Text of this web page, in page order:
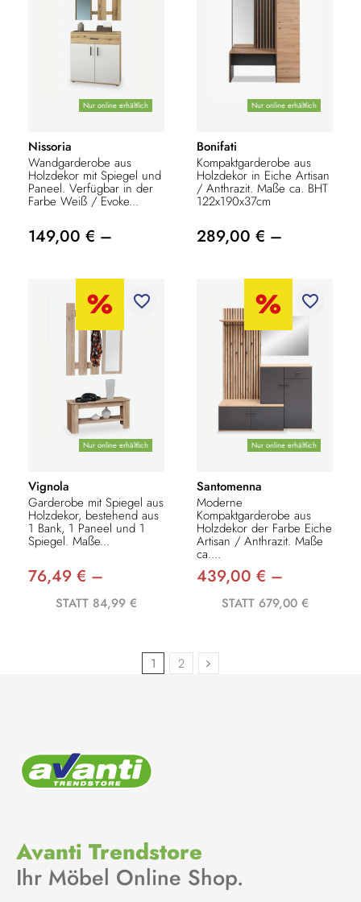
Nur online erhältlich
Nissoria
Wandgarderobe aus
Holzdekor mit Spiegel und
Paneel. Verfügbar in der
Farbe Weiß / Evoke...
149,00 € –
Nur online erhältlich
Bonifati
Kompaktgarderobe aus
Holzdekor in Eiche Artisan
/ Anthrazit. Maße ca. BHT
122x190x37cm
289,00 € –
Nur online erhältlich
favorite_border
Vignola
Garderobe mit Spiegel aus
Holzdekor, bestehend aus
1 Bank, 1 Paneel und 1
Spiegel. Maße...
76,49 € –
STATT 84,99 €
Nur online erhältlich
favorite_border
Santomenna
Moderne
Kompaktgarderobe aus
Holzdekor der Farbe Eiche
Artisan / Anthrazit. Maße
ca....
439,00 € –
STATT 679,00 €
1 2
Avanti Trendstore
Ihr Möbel Online Shop.